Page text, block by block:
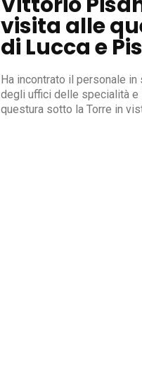
visita alle
di Lucca e
Ha incontrato il personale
degli uffici delle specialità e
questura sotto la Torre in